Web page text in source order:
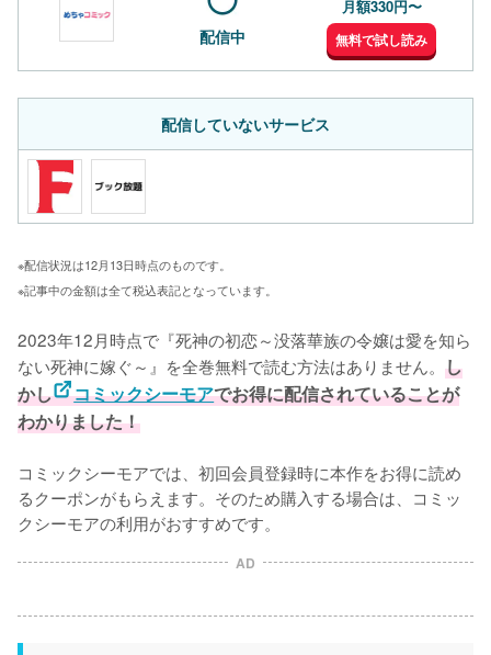
配信中
月額330円〜
無料で試し読み
配信していないサービス
※配信状況は12月13日時点のものです。
※記事中の金額は全て税込表記となっています。
2023年12月時点で『死神の初恋～没落華族の令嬢は愛を知ら
ない死神に嫁ぐ～』を全巻無料で読む方法はありません。 し
かし
コミックシーモアでお得に配信されていることが
わかりました！
コミックシーモアでは、初回会員登録時に本作をお得に読め
るクーポンがもらえます。そのため購入する場合は、コミッ
クシーモアの利用がおすすめです。
AD